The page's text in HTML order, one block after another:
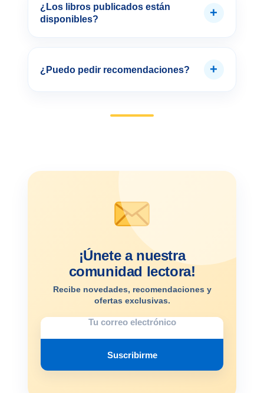
¿Los libros publicados están
disponibles?
+
¿Puedo pedir recomendaciones? +
¡Únete a nuestra
comunidad lectora!
Recibe novedades, recomendaciones y
ofertas exclusivas.
Suscribirme